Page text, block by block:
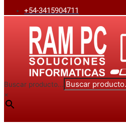
+54-3415904711
Buscar producto...
×